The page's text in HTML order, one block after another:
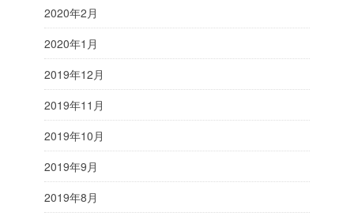
2020年2月
2020年1月
2019年12月
2019年11月
2019年10月
2019年9月
2019年8月